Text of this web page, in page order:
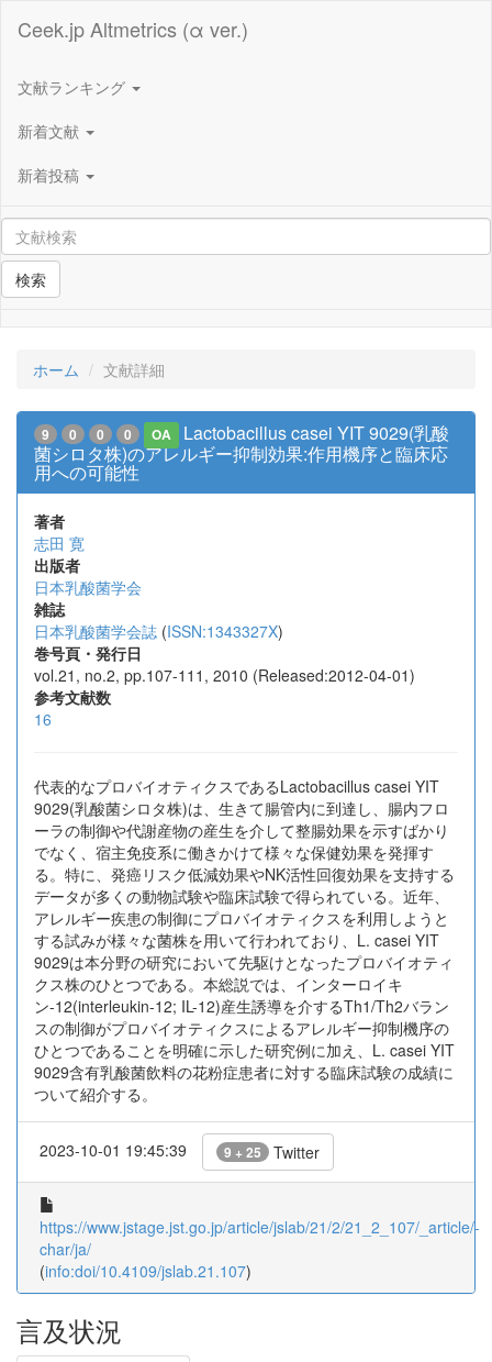
Ceek.jp Altmetrics (α ver.)
文献ランキング
新着文献
新着投稿
検索
ホーム 文献詳細
9 0 0 0 OA
Lactobacillus casei YIT 9029(乳酸
菌シロタ株)のアレルギー抑制効果:作用機序と臨床応
用への可能性
著者
志田 寛
出版者
日本乳酸菌学会
雑誌
日本乳酸菌学会誌 (ISSN:1343327X)
巻号頁・発行日
vol.21, no.2, pp.107-111, 2010 (Released:2012-04-01)
参考文献数
16
代表的なプロバイオティクスであるLactobacillus casei YIT
9029(乳酸菌シロタ株)は、生きて腸管内に到達し、腸内フロ
ーラの制御や代謝産物の産生を介して整腸効果を示すばかり
でなく、宿主免疫系に働きかけて様々な保健効果を発揮す
る。特に、発癌リスク低減効果やNK活性回復効果を支持する
データが多くの動物試験や臨床試験で得られている。近年、
アレルギー疾患の制御にプロバイオティクスを利用しようと
する試みが様々な菌株を用いて行われており、L. casei YIT
9029は本分野の研究において先駆けとなったプロバイオティ
クス株のひとつである。本総説では、インターロイキ
ン-12(interleukin-12; IL-12)産生誘導を介するTh1/Th2バラン
スの制御がプロバイオティクスによるアレルギー抑制機序の
ひとつであることを明確に示した研究例に加え、L. casei YIT
9029含有乳酸菌飲料の花粉症患者に対する臨床試験の成績に
ついて紹介する。
2023-10-01 19:45:39 9 + 25 Twitter
https://www.jstage.jst.go.jp/article/jslab/21/2/21_2_107/_article/-
char/ja/
(info:doi/10.4109/jslab.21.107)
言及状況